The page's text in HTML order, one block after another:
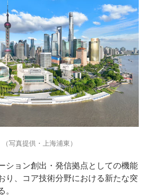
（写真提供・上海浦東）
ション創出・発信拠点としての機能
り、コア技術分野における新たな突